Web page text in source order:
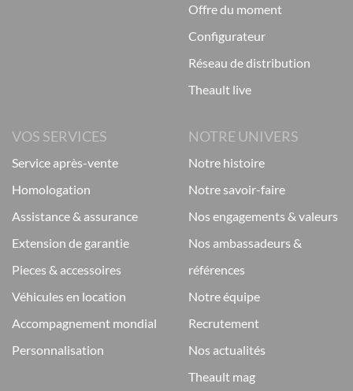
offre du moment
configurateur
réseau de distribution
theault live
VOS SERVICES
service après-vente
homologation
assistance & assurance
extension de garantie
pieces & accessoires
véhicules en location
accompagnement mondial
personnalisation
NOTRE UNIVERS
notre histoire
notre savoir-faire
nos engagements & valeurs
nos ambassadeurs &
références
notre équipe
recrutement
nos actualités
theault mag